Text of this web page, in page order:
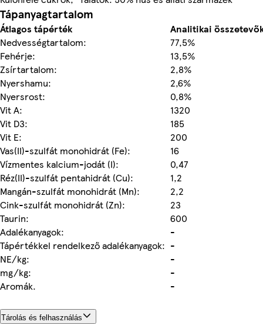
Tápanyagtartalom
Átlagos tápérték
Analitikai
Nedvességtartalom:
77,5%
Fehérje:
13,5%
Zsírtartalom:
2,8%
Nyershamu:
2,6%
Nyersrost:
0,8%
Vit A:
1320
Vit D3:
185
Vit E:
200
Vas(II)-szulfát monohidrát (Fe):
16
Vízmentes kalcium-jodát (I):
0,47
Réz(II)-szulfát pentahidrát (Cu):
1,2
Mangán-szulfát monohidrát (Mn):
2,2
Cink-szulfát monohidrát (Zn):
23
Taurin:
600
Adalékanyagok:
-
Tápértékkel rendelkező adalékanyagok: -
NE/kg:
-
mg/kg:
-
Aromák.
-
Tárolás és felhasználás